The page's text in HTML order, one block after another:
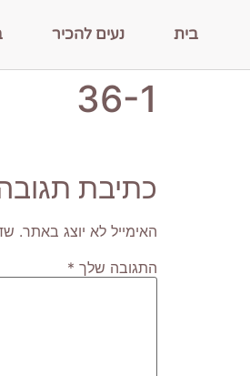
בית נעים להכיר
36-1
כתיבת
האימייל לא יוצג באתר.
התגובה שלך *